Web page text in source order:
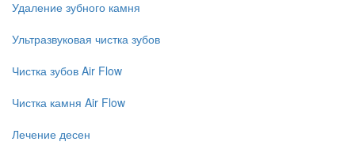
Удаление зубного камня
Ультразвуковая чистка зубов
Чистка зубов Air Flow
Чистка камня Air Flow
Лечение десен